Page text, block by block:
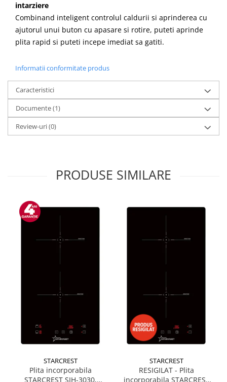
Aspiratoare
Aspiratoare de geamuri
Cuptoare cu microunde
Cântare corporale
Epilatoare
Ingrijire locuinta
Aspiratoare
Mopuri electrice cu abur
Ingrijire tesaturi
Masini de cusut
Ondulatoare
Perii de par electrice
Masini de tocat
Preparare ceai si cafea
Aparate de spumat lapte
Espressoare
intarziere
Combinand inteligent controlul caldurii si aprinderea cu
ajutorul unui buton cu apasare si rotire, puteti aprinde
plita rapid si puteti incepe imediat sa gatiti.
Informatii conformitate produs
Caracteristici
Documente (1)
Review-uri(0)
PRODUSE SIMILARE
STARCREST
Plita incorporabila
STARCREST SIH-3030,
STARCREST
RESIGILAT - Plita
incorporabila STARCREST